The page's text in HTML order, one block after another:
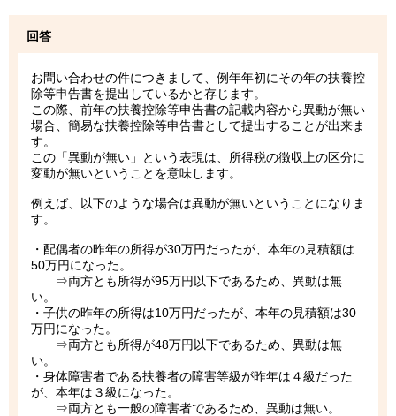
回答
お問い合わせの件につきまして、例年年初にその年の扶養控
除等申告書を提出しているかと存じます。
この際、前年の扶養控除等申告書の記載内容から異動が無い
場合、簡易な扶養控除等申告書として提出することが出来ま
す。
この「異動が無い」という表現は、所得税の徴収上の区分に
変動が無いということを意味します。
例えば、以下のような場合は異動が無いということになりま
す。
・配偶者の昨年の所得が30万円だったが、本年の見積額は
50万円になった。
⇒両方とも所得が95万円以下であるため、異動は無
い。
・子供の昨年の所得は10万円だったが、本年の見積額は30
万円になった。
⇒両方とも所得が48万円以下であるため、異動は無
い。
・身体障害者である扶養者の障害等級が昨年は４級だった
が、本年は３級になった。
⇒両方とも一般の障害者であるため、異動は無い。